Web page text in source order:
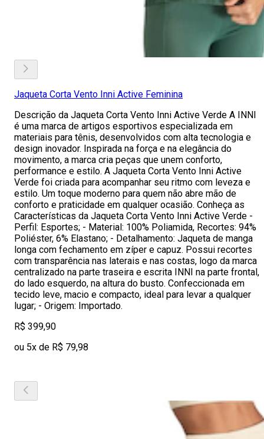
Jaqueta Corta Vento Inni Active Feminina
Descrição da Jaqueta Corta Vento Inni Active Verde A INNI
é uma marca de artigos esportivos especializada em
materiais para tênis, desenvolvidos com alta tecnologia e
design inovador. Inspirada na força e na elegância do
movimento, a marca cria peças que unem conforto,
performance e estilo. A Jaqueta Corta Vento Inni Active
Verde foi criada para acompanhar seu ritmo com leveza e
estilo. Um toque moderno para quem não abre mão de
conforto e praticidade em qualquer ocasião. Conheça as
Características da Jaqueta Corta Vento Inni Active Verde -
Perfil: Esportes; - Material: 100% Poliamida, Recortes: 94%
Poliéster, 6% Elastano; - Detalhamento: Jaqueta de manga
longa com fechamento em zíper e capuz. Possui recortes
com transparência nas laterais e nas costas, logo da marca
centralizado na parte traseira e escrita INNI na parte frontal,
do lado esquerdo, na altura do busto. Confeccionada em
tecido leve, macio e compacto, ideal para levar a qualquer
lugar; - Origem: Importado.
R$ 399,90
ou 5x de R$ 79,98